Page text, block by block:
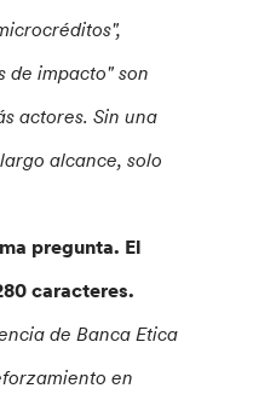
de impacto" son
actores. Sin una
alcance, solo
pregunta. El
caracteres.
de Banca Etica
en